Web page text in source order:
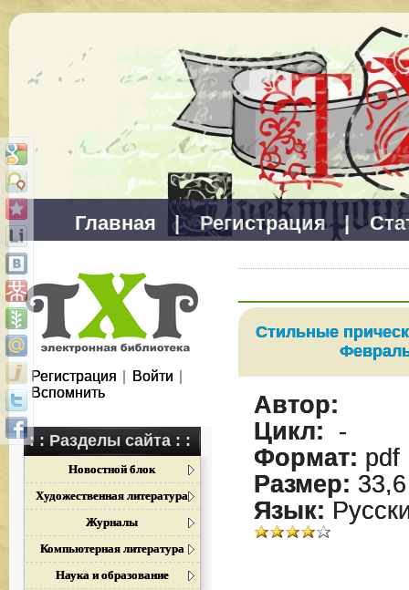
Главная | Регистрация |
Регистрация Войти
Вспомнить
: : Разделы сайта : :
Новостной блок
Художественная литература
Журналы
Компьютерная литература
Наука и образование
Стильные
Автор:
Цикл: -
Формат: pdf
Размер:
Язык: